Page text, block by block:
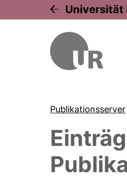
Universität
Publikationsserver